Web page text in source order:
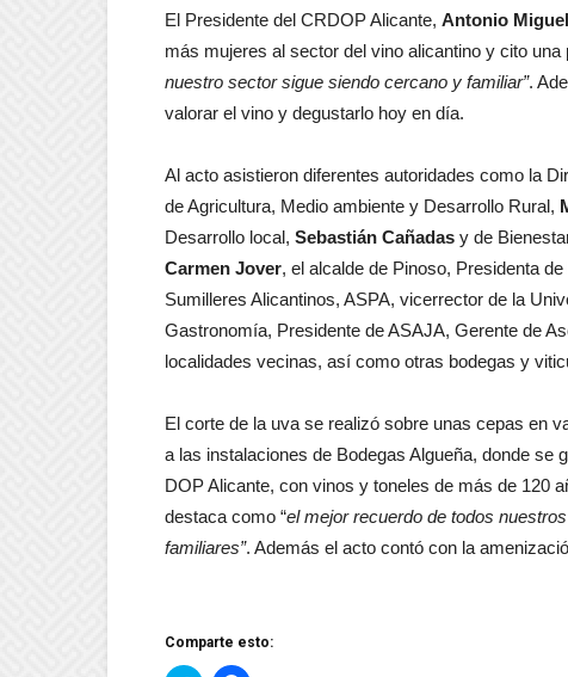
El Presidente del CRDOP Alicante, Antonio
más mujeres al sector del vino alicantino y cito
nuestro sector sigue siendo cercano y familiar”.
valorar el vino y degustarlo hoy en día.
Al acto asistieron diferentes autoridades como la
de Agricultura, Medio ambiente y Desarrollo Rural,
Desarrollo local, Sebastián Cañadas y de
Carmen Jover, el alcalde de Pinoso, Presidenta
Sumilleres Alicantinos, ASPA, vicerrector de la
Gastronomía, Presidente de ASAJA, Gerente de
localidades vecinas, así como otras bodegas y
El corte de la uva se realizó sobre unas cepas en
a las instalaciones de Bodegas Algueña, donde se
DOP Alicante, con vinos y toneles de más de 120
destaca como “el mejor recuerdo de todos
familiares”. Además el acto contó con la
Comparte esto: